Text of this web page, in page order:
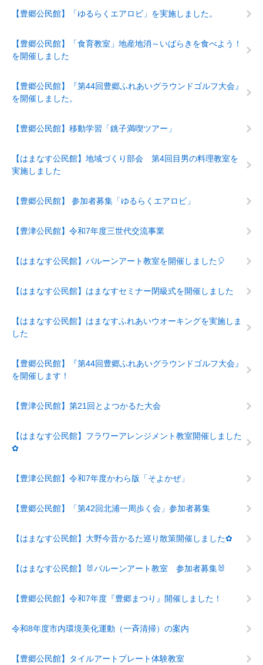
【豊郷公民館】「ゆるらくエアロビ」を実施しました。
【豊郷公民館】「食育教室」地産地消～いばらきを食べよう！
を開催しました
【豊郷公民館】『第44回豊郷ふれあいグラウンドゴルフ大会』
を開催しました。
【豊郷公民館】移動学習「銚子満喫ツアー」
【はまなす公民館】地域づくり部会 第4回目男の料理教室を
実施しました
【豊郷公民館】 参加者募集「ゆるらくエアロビ」
【豊津公民館】令和7年度三世代交流事業
【はまなす公民館】バルーンアート教室を開催しました🎈
【はまなす公民館】はまなすセミナー閉級式を開催しました
【はまなす公民館】はまなすふれあいウオーキングを実施しま
した
【豊郷公民館】『第44回豊郷ふれあいグラウンドゴルフ大会』
を開催します！
【豊津公民館】第21回とよつかるた大会
【はまなす公民館】フラワーアレンジメント教室開催しました
✿
【豊津公民館】令和7年度かわら版「そよかぜ」
【豊郷公民館】「第42回北浦一周歩く会」参加者募集
【はまなす公民館】大野今昔かるた巡り散策開催しました✿
【はまなす公民館】🐰バルーンアート教室 参加者募集🐰
【豊郷公民館】令和7年度『豊郷まつり』開催しました！
令和8年度市内環境美化運動（一斉清掃）の案内
【豊郷公民館】タイルアートプレート体験教室